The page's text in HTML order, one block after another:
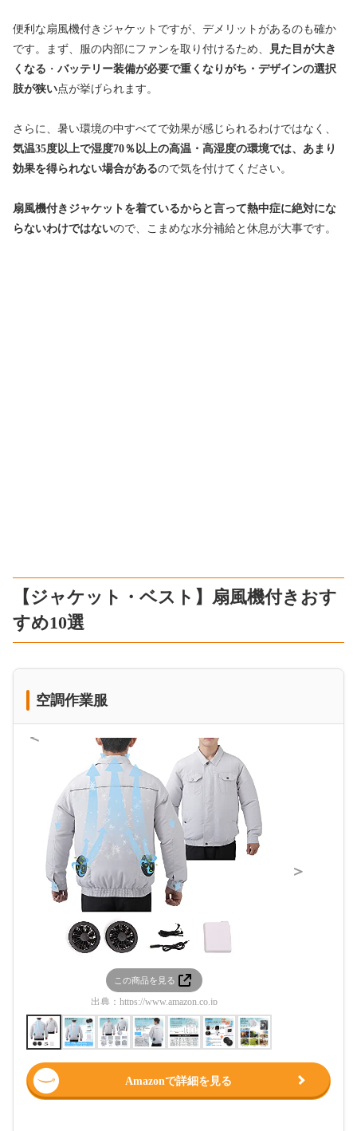
便利な扇風機付きジャケットですが、デメリットがあるのも確か
です。まず、服の内部にファンを取り付けるため、
見た目が大き
くなる ・ バッテリー装備が必要で重くなりがち・デザインの選択
肢が狭い点が挙げられます。
さらに、暑い環境の中すべてで効果が感じられるわけではなく、
気温35度以上で湿度70％以上の高温・高湿度の環境では、あまり
効果を得られない場合があるので気を付けてください。
扇風機付きジャケットを着ているからと言って熱中症に絶対にな
らないわけではないので、こまめな水分補給と休息が大事です。
【ジャケット・ベスト】扇風機付きおす
すめ10選
空調作業服
＜
この商品を見る
出典： https://www.amazon.co.jp
＞
Amazonで詳細を見る